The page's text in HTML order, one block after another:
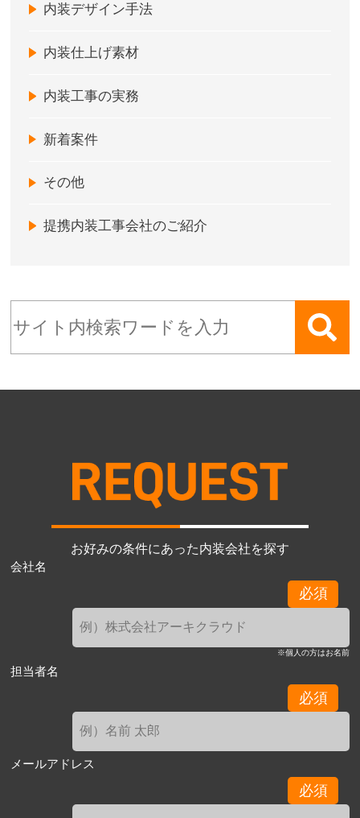
内装デザイン手法
内装仕上げ素材
内装工事の実務
新着案件
その他
提携内装工事会社のご紹介
お好みの条件にあった内装会社を探す
会社名
必須
※個人の方はお名前
担当者名
必須
メールアドレス
必須